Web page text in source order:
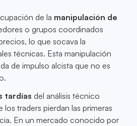
de la manipulación de
o grupos coordinados
lo que socava la
técnicas. Esta manipulación
de impulso alcista que no es
tardías del análisis técnico
traders pierdan las primeras
En un mercado conocido por